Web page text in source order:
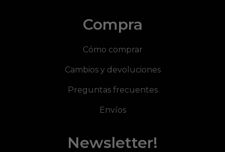
Compra
Cómo comprar
Cambios y devoluciones
Preguntas frecuentes
Envíos
Newsletter!